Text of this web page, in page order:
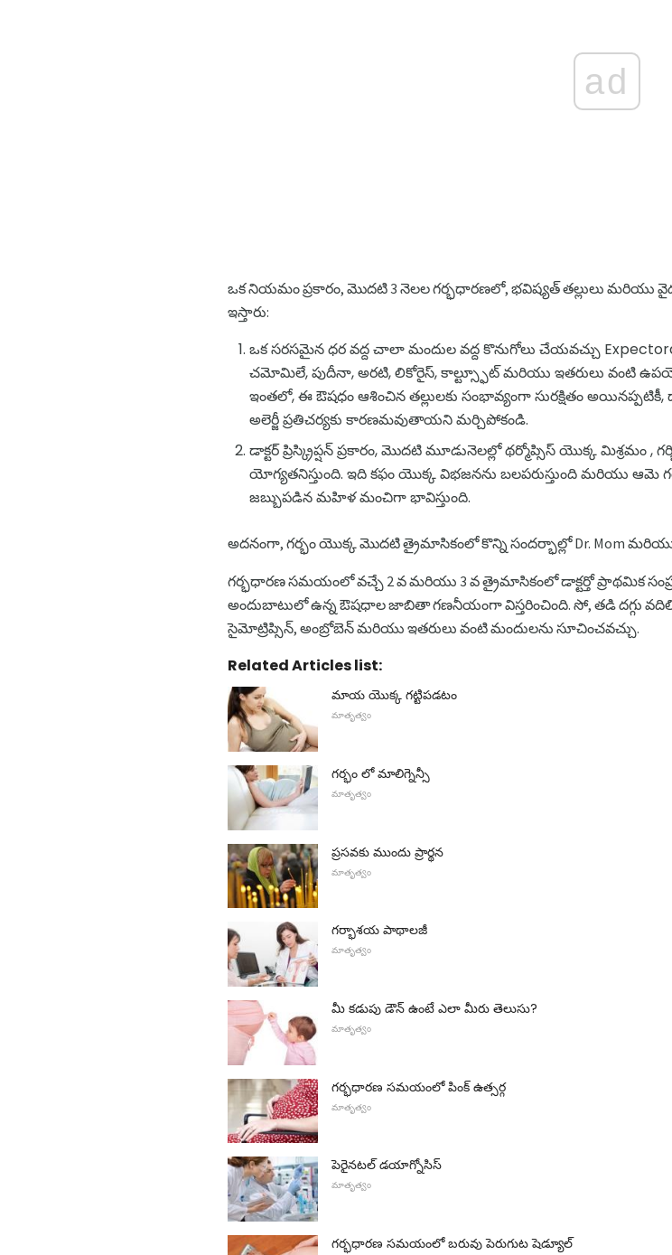
ad
ఒక నియమం ప్రకారం, మొదటి 3 నెలల గర్భధారణలో, భవిష్యత్ తల్లులు మరియు
ఇస్తారు:
ఒక సరసమైన ధర వద్ద చాలా మందుల వద్ద కొనుగోలు చేయవచ్చు
చమోమిలే, పుదీనా, అరటి, లికోరైస్, కాల్ట్స్ఫూట్ మరియు ఇతరులు వంటి
ఇంతలో, ఈ ఔషధం ఆశించిన తల్లులకు సంభావ్యంగా సురక్షితం
అలెర్జీ ప్రతిచర్యకు కారణమవుతాయని మర్చిపోకండి.
డాక్టర్ ప్రిస్క్రిప్షన్ ప్రకారం, మొదటి మూడునెలల్లో థర్మోప్సిస్ యొక్క మిశ్రమం ,
యోగ్యతనిస్తుంది. ఇది కఫం యొక్క విభజనను బలపరుస్తుంది మరియు ఆమె
జబ్బుపడిన మహిళ మంచిగా భావిస్తుంది.
అదనంగా, గర్భం యొక్క మొదటి త్రైమాసికంలో కొన్ని సందర్భాల్లో Dr. Mom
గర్భధారణ సమయంలో వచ్చే 2 వ మరియు 3 వ త్రైమాసికంలో డాక్టర్తో ప్రాథమిక
అందుబాటులో ఉన్న ఔషధాల జాబితా గణనీయంగా విస్తరించింది. సో, తడి దగ్గు
సైమోట్రిప్సిన్, అంబ్రోబెన్ మరియు ఇతరులు వంటి మందులను సూచించవచ్చు.
Related Articles list:
మాయ యొక్క గట్టిపడటం
మాతృత్వం
గర్భం లో మాలిగ్నెన్సీ
మాతృత్వం
ప్రసవకు ముందు ప్రార్థన
మాతృత్వం
గర్భాశయ పాథాలజీ
మాతృత్వం
మీ కడుపు డౌన్ ఉంటే ఎలా మీరు తెలుసు?
మాతృత్వం
గర్భధారణ సమయంలో పింక్ ఉత్సర్గ
మాతృత్వం
పెరైనటల్ డయాగ్నోసిస్
మాతృత్వం
గర్భధారణ సమయంలో బరువు పెరుగుట షెడ్యూల్